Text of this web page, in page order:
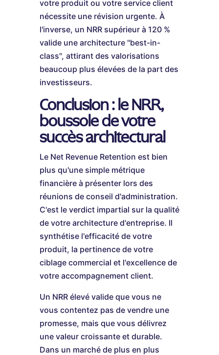
votre produit ou votre service client
nécessite une révision urgente. À
l'inverse, un NRR supérieur à 120 %
valide une architecture "best-in-
class", attirant des valorisations
beaucoup plus élevées de la part des
investisseurs.
Conclusion : le NRR,
boussole de votre
succès architectural
Le Net Revenue Retention est bien
plus qu'une simple métrique
financière à présenter lors des
réunions de conseil d'administration.
C'est le verdict impartial sur la qualité
de votre architecture d'entreprise. Il
synthétise l'efficacité de votre
produit, la pertinence de votre
ciblage commercial et l'excellence de
votre accompagnement client.
Un NRR élevé valide que vous ne
vous contentez pas de vendre une
promesse, mais que vous délivrez
une valeur croissante et durable.
Dans un marché de plus en plus